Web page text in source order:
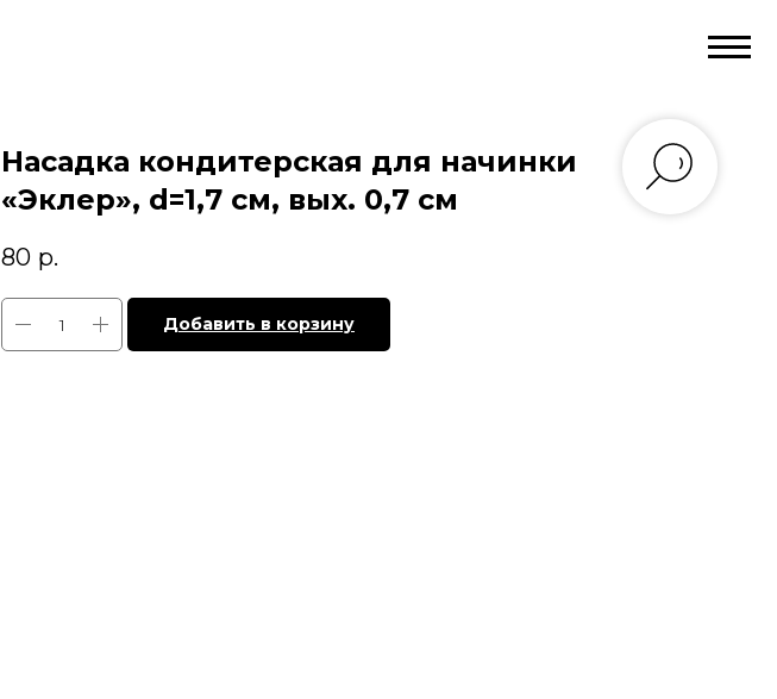
Насадка кондитерская для начинки
«Эклер», d=1,7 см, вых. 0,7 см
80 р.
Добавить в корзину